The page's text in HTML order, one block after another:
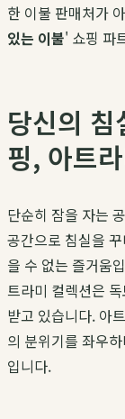
한 이불 판매처가
있는 이불' 쇼핑 파
당신의
핑, 아트
단순히 잠을 자는
공간으로 침실을
을 수 없는 즐거움
트라미 컬렉션은
받고 있습니다. 아
의 분위기를 좌우
입니다.